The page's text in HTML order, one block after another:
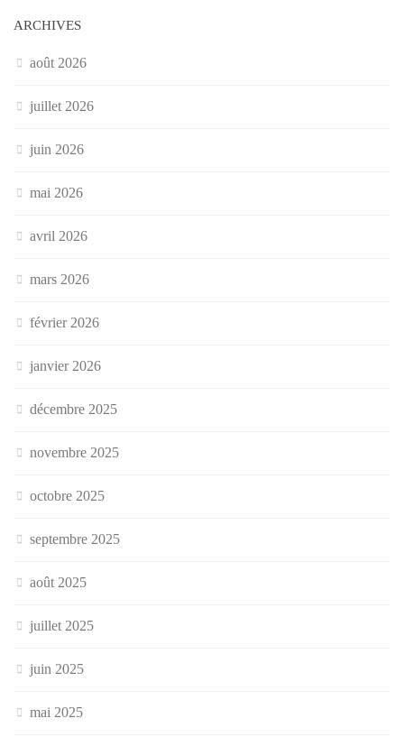
ARCHIVES
août 2026
juillet 2026
juin 2026
mai 2026
avril 2026
mars 2026
février 2026
janvier 2026
décembre 2025
novembre 2025
octobre 2025
septembre 2025
août 2025
juillet 2025
juin 2025
mai 2025